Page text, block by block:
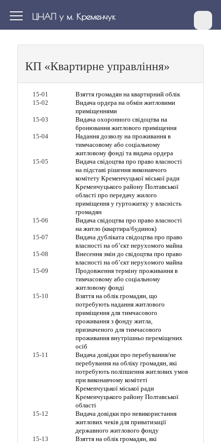
ЦНАП у м. Кременчук
КП «Квартирне управління»
15-01
Взяття громадян на квартирний облік
15-02
Видача ордера на обмін житловими
приміщеннями
15-03
Видача охоронного свідоцтва на
бронювання житлового приміщення
15-04
Надання дозволу на проживання в
тимчасовому або соціальному
житловому фонді та видача ордера
15-05
Видача свідоцтва про право власності
на підставі рішення виконавчого
комітету Кременчуцької міської ради
Кременчуцького району Полтавської
області про передачу жилого
приміщення у гуртожитку у власність
громадян
15-06
Видача свідоцтва про право власності
на житло (квартира/будинок)
15-07
Видача дубліката свідоцтва про право
власності на об’єкт нерухомого майна
15-08
Внесення змін до свідоцтва про право
власності на об’єкт нерухомого майна
15-09
Продовження терміну проживання в
тимчасовому або соціальному
житловому фонді
15-10
Взяття на облік громадян, що
потребують надання житлового
приміщення для тимчасового
проживання з фонду житла,
призначеного для тимчасового
проживання внутрішньо переміщених
осіб
15-11
Видача довідки про перебування/не
перебування на обліку громадян, які
потребують поліпшення житлових умов
при виконавчому комітеті
Кременчуцької міської ради
Кременчуцького району Полтавської
області
15-12
Видача довідки про невикористання
житлових чеків для приватизації
державного житлового фонду
15-13
Взяття на облік громадян, які